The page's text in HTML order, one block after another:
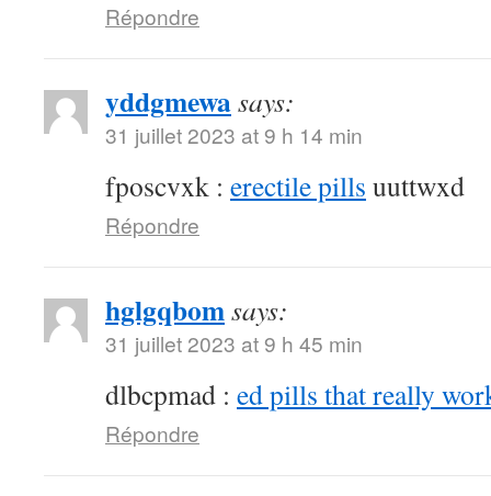
Répondre
yddgmewasays:
31 juillet 2023 at 9 h 14 min
fposcvxk : erectile pills uuttwxd
Répondre
hglgqbomsays:
31 juillet 2023 at 9 h 45 min
dlbcpmad : ed pills that really
Répondre